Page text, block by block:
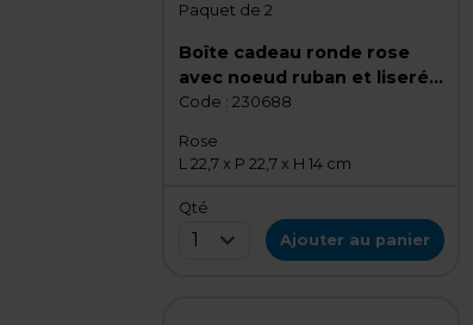
Paquet de 2
Boîte cadeau ronde rose
avec noeud ruban et liseré
or en carton ø22,7x14 cm -
Code : 230688
Rose
L 22,7 x P 22,7 x H 14 cm
Qté
1 Ajouter au panier